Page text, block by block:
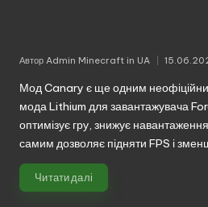
Опубліковано
Автор Admin Minecraft in UA
Мод Canary є ще одним
мода Lithium для завантажувача
оптимізує гру, знижує
самим дозволяє підняти FPS і
Читати далі